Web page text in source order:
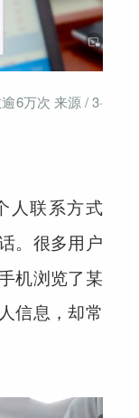
来源 / 3·
人联系方式
。很多用户
机浏览了某
信息，却常